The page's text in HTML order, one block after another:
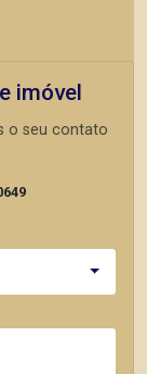
imóvel
o seu contato